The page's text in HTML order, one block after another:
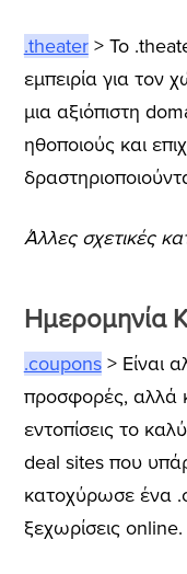
.theater> Το
εμπειρία για τον
μια αξιόπιστη
ηθοποιούς και
Άλλες σχετικές
Ημερομηνία
.coupons> Είναι
προσφορές, αλλά
εντοπίσεις το
deal sites που
κατοχύρωσε ένα
ξεχωρίσεις online.